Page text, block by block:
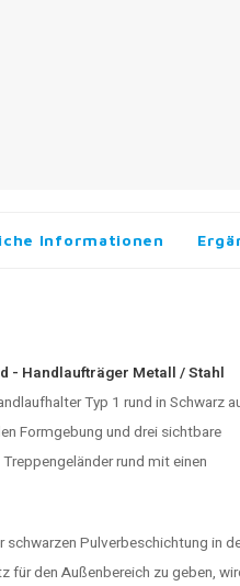
Informationen
- Handlaufträger Metall / Stahl
Typ 1 rund in Schwarz
Formgebung und drei sichtbare
rund mit einen
Pulverbeschichtung in
für den Außenbereich zu geben,